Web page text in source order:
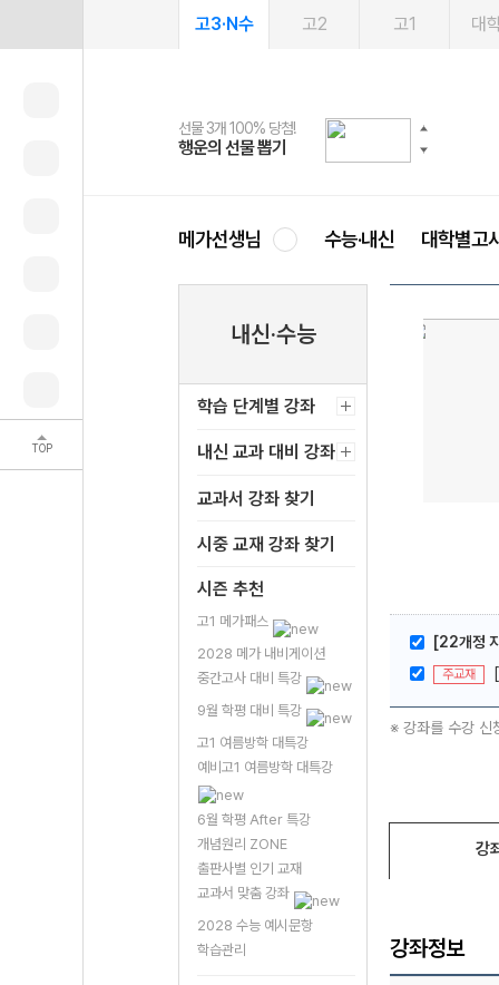
TOP
고3·N수 고2 고1 대
선물 3개 100% 당첨!
행운의 선물 뽑기
선물 100% 증정!
메가스터디 X 올리브
여름방학 스터디 캐시백
메가런 썸머스쿨
2027 러셀 단과
강사 공개선발
스마트러닝앱
설문 EVENT
메가패스
3일 무료 체험권
메가패스 수강생 무료혜택!
메가클럽 멤버십
사회공헌 캠페인
희망이룸 메가나눔
메가선생님 수능·내신 대학별고
내신·수능
학습 단계별 강좌
내신 교과 대비 강좌
교과서 강좌 찾기
시중 교재 강좌 찾기
시즌 추천
고1 메가패스
2028 메가 내비게이션
중간고사 대비 특강
9월 학평 대비 특강
고1 여름방학 대특강
예비고1 여름방학 대특강
6월 학평 After 특강
개념원리 ZONE
출판사별 인기 교재
교과서 맞춤 강좌
2028 수능 예시문항
학습관리
[22개정
주교재
※ 강좌를 수강 신
강
강좌정보